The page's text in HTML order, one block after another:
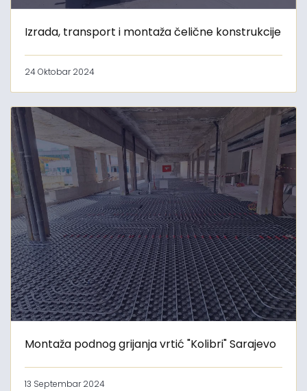
Izrada, transport i montaža čelične konstrukcije
24 Oktobar 2024
Montaža podnog grijanja vrtić "Kolibri" Sarajevo
13 Septembar 2024